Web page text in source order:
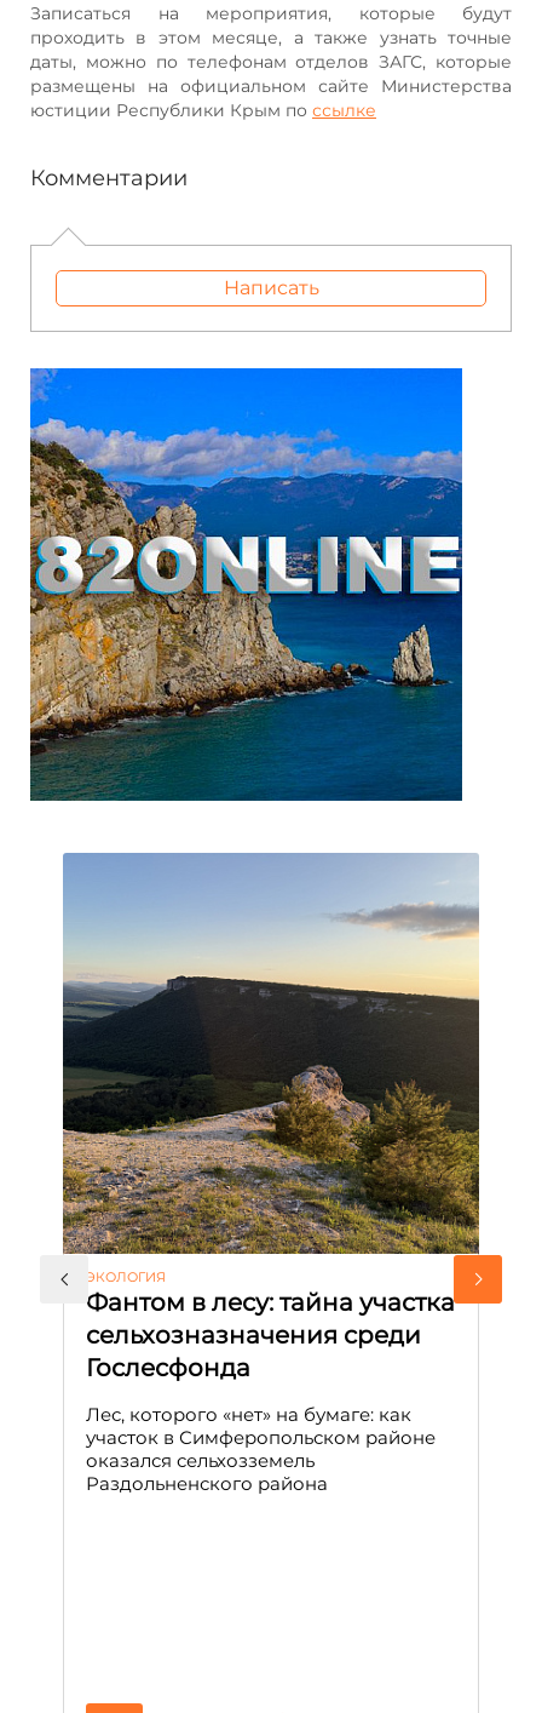
Записаться на мероприятия, которые будут
проходить в этом месяце, а также узнать точные
даты, можно по телефонам отделов ЗАГС, которые
размещены на официальном сайте Министерства
юстиции Республики Крым по ссылке
Комментарии
Написать
ЭКОЛОГИЯ
Фантом в лесу: тайна участка
сельхозназначения среди
Гослесфонда
Лес, которого «нет» на бумаге: как
участок в Симферопольском районе
оказался сельхозземель
Раздольненского района